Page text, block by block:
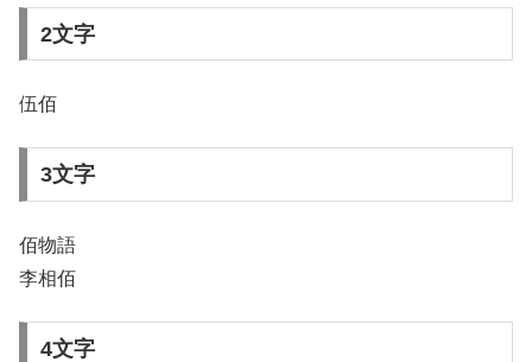
2文字
伍佰
3文字
佰物語
李相佰
4文字